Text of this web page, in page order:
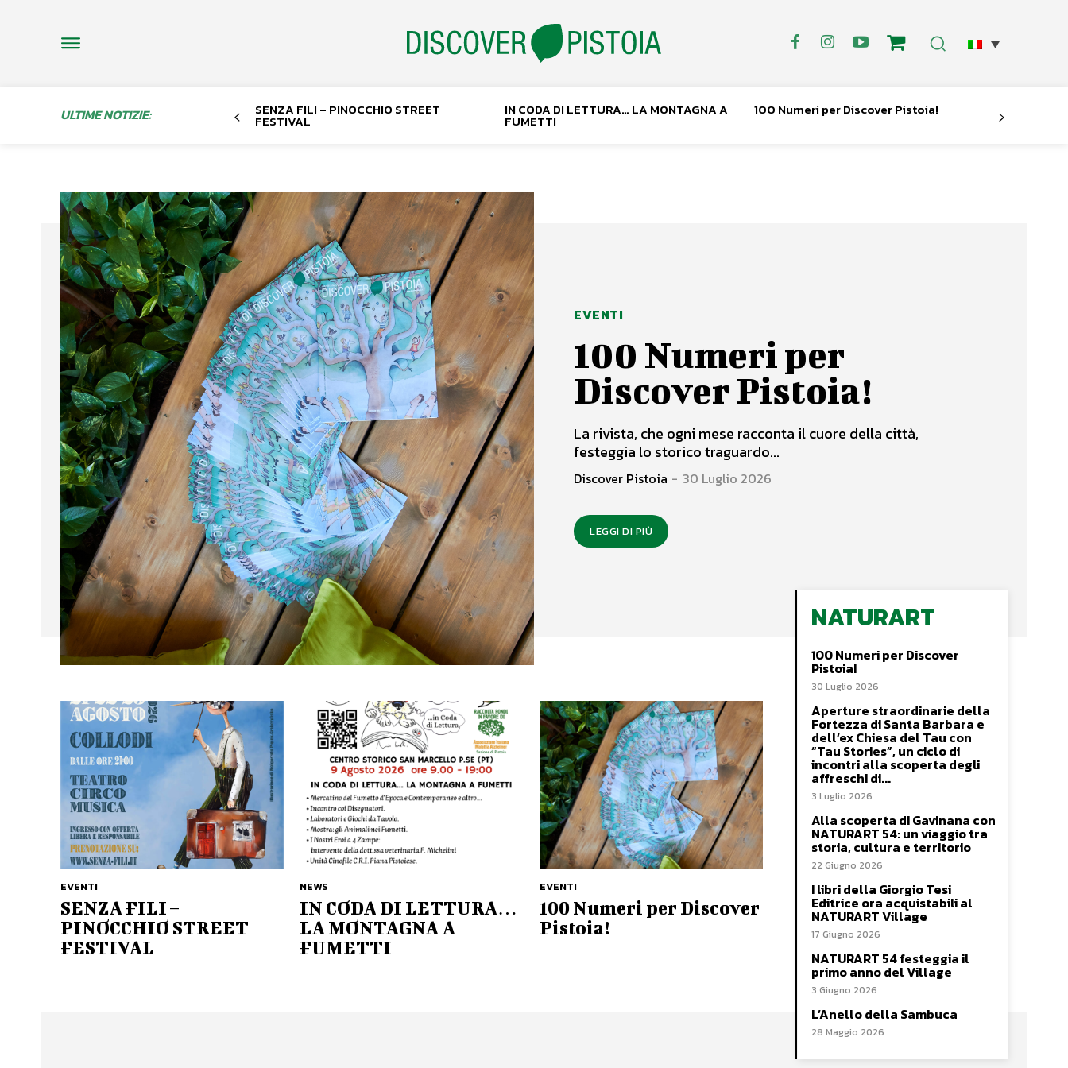
ULTIME NOTIZIE: SENZA FILI – PINOCCHIO STREET
FESTIVAL
IN CODA DI LETTURA… LA MONTAGNA A
FUMETTI
100 Numeri per Discover Pistoia!
EVENTI
100 Numeri per
Discover Pistoia!
La rivista, che ogni mese racconta il cuore della città,
festeggia lo storico traguardo...
Discover Pistoia - 30 Luglio 2026
LEGGI DI PIÙ
EVENTI
SENZA FILI –
PINOCCHIO STREET
FESTIVAL
NEWS
IN CODA DI LETTURA…
LA MONTAGNA A
FUMETTI
EVENTI
100 Numeri per Discover
Pistoia!
NATURART
100 Numeri per Discover
Pistoia!
30 Luglio 2026
Aperture straordinarie della
Fortezza di Santa Barbara e
dell’ex Chiesa del Tau con
“Tau Stories”, un ciclo di
incontri alla scoperta degli
affreschi di...
3 Luglio 2026
Alla scoperta di Gavinana con
NATURART 54: un viaggio tra
storia, cultura e territorio
22 Giugno 2026
I libri della Giorgio Tesi
Editrice ora acquistabili al
NATURART Village
17 Giugno 2026
NATURART 54 festeggia il
primo anno del Village
3 Giugno 2026
L’Anello della Sambuca
28 Maggio 2026